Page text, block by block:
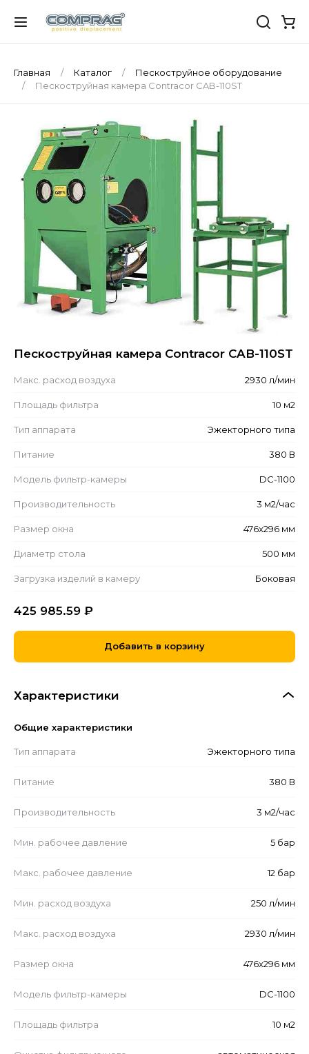
Главная Каталог
Пескоструйное оборудование
Пескоструйная камера Contracor CAB-110ST
Пескоструйная камера Contracor CAB-110ST
Макс. расход воздуха 2930 л/мин
Площадь фильтра 10 м2
Тип аппарата Эжекторного типа
Питание 380 В
Модель фильтр-камеры DC-1100
Производительность 3 м2/час
Размер окна 476x296 мм
Диаметр стола 500 мм
Загрузка изделий в камеру Боковая
425 985.59 ₽
Добавить в корзину
Характеристики
Общие характеристики
Тип аппарата Эжекторного типа
Питание 380 В
Производительность 3 м2/час
Мин. рабочее давление 5 бар
Макс. рабочее давление 12 бар
Мин. расход воздуха 250 л/мин
Макс. расход воздуха 2930 л/мин
Размер окна 476x296 мм
Модель фильтр-камеры DC-1100
Площадь фильтра 10 м2